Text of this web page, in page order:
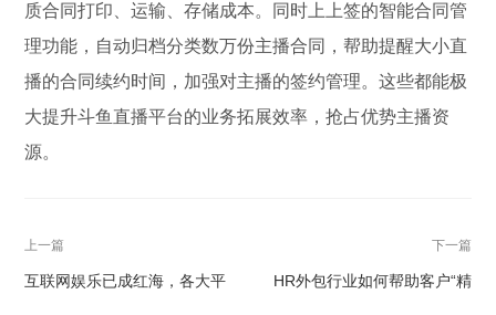
质合同打印、运输、存储成本。同时上上签的智能合同管
理功能，自动归档分类数万份主播合同，帮助提醒大小直
播的合同续约时间，加强对主播的签约管理。这些都能极
大提升斗鱼直播平台的业务拓展效率，抢占优势主播资
源。
上一篇
互联网娱乐已成红海，各大平
下一篇
HR外包行业如何帮助客户“精